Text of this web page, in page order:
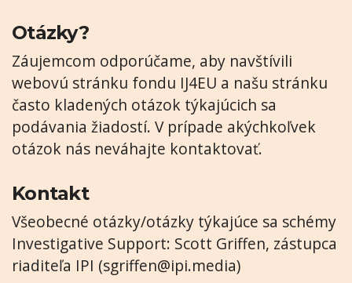
Otázky?
Záujemcom odporúčame, aby navštívili
webovú stránku fondu IJ4EU a našu stránku
často kladených otázok týkajúcich sa
podávania žiadostí. V prípade akýchkoľvek
otázok nás neváhajte kontaktovať.
Kontakt
Všeobecné otázky/otázky týkajúce sa schémy
Investigative Support: Scott Griffen, zástupca
riaditeľa IPI (sgriffen@ipi.media)